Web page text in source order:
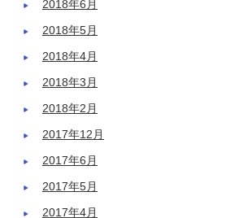
2018年6月
2018年5月
2018年4月
2018年3月
2018年2月
2017年12月
2017年6月
2017年5月
2017年4月